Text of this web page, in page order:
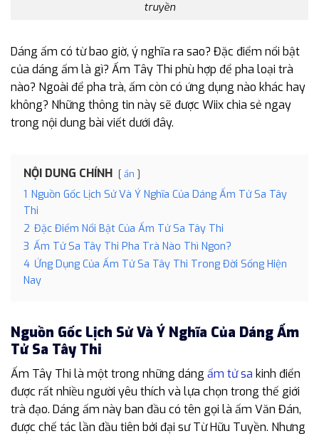
truyền
Dáng ấm có từ bao giờ, ý nghĩa ra sao? Đặc điểm nổi bật
của dáng ấm là gì? Ấm Tây Thi phù hợp để pha loại trà
nào? Ngoài để pha trà, ấm còn có ứng dụng nào khác hay
không? Những thông tin này sẽ được Wiix chia sẻ ngay
trong nội dung bài viết dưới đây.
NỘI DUNG CHÍNH ẩn
1 Nguồn Gốc Lịch Sử Và Ý Nghĩa Của Dáng Ấm Tử Sa Tây
Thi
2 Đặc Điểm Nổi Bật Của Ấm Tử Sa Tây Thi
3 Ấm Tử Sa Tây Thi Pha Trà Nào Thì Ngon?
4 Ứng Dụng Của Ấm Tử Sa Tây Thi Trong Đời Sống Hiện
Nay
Nguồn Gốc Lịch Sử Và Ý Nghĩa Của Dáng Ấm
Tử Sa Tây Thi
Ấm Tây Thi là một trong những dáng ấm tử sa kinh điển
được rất nhiều người yêu thích và lựa chọn trong thế giới
trà đạo. Dáng ấm này ban đầu có tên gọi là ấm Văn Đán,
được chế tác lần đầu tiên bởi đại sư Từ Hữu Tuyền. Nhưng